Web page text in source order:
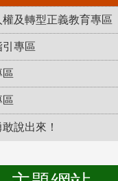
權及轉型正義教育專區
專區
區
區
說出來！